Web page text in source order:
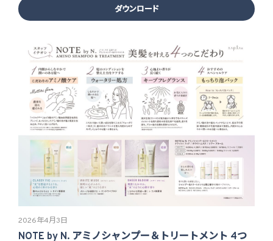
ダウンロード
2026年4月3日
NOTE by N. アミノシャンプー＆トリートメント 4つ